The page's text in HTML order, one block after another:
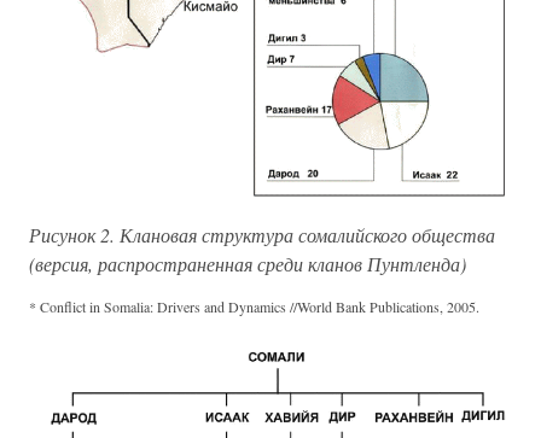
Рисунок 2. Клановая структура сомалийского общества
(версия, распространенная среди кланов Пунтленда)
* Conflict in Somalia: Drivers and Dynamics //World Bank Publications, 2005.